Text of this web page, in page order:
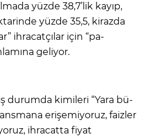
yüzde 38,7’lik kayıp,
yüzde 35,5, kirazda
ihracatçılar için “pa­
geliyor.
durumda kimileri “Yara bü­
erişemiyoruz, faizler
ihracatta fiyat